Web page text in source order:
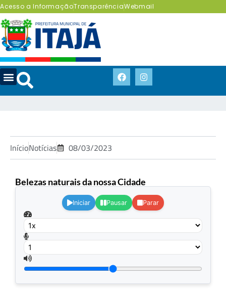
Acesso a InformaçãoTransparênciaWebmail
InícioNotícias 08/03/2023
Belezas naturais da nossa Cidade
Iniciar Pausar Parar